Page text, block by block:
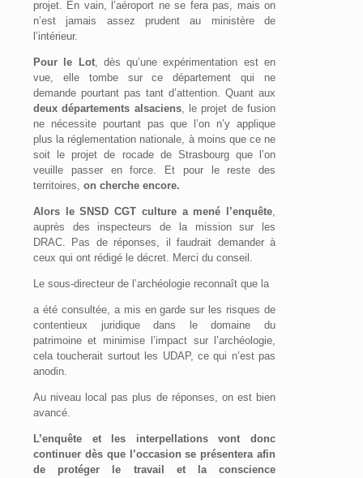
projet. En vain, l’aéroport ne se fera pas, mais on
n’est jamais assez prudent au ministère de
l’intérieur.
Pour le Lot, dès qu’une expérimentation est en
vue, elle tombe sur ce département qui ne
demande pourtant pas tant d’attention. Quant aux
deux départements alsaciens, le projet de fusion
ne nécessite pourtant pas que l’on n’y applique
plus la réglementation nationale, à moins que ce ne
soit le projet de rocade de Strasbourg que l’on
veuille passer en force. Et pour le reste des
territoires, on cherche encore.
Alors le SNSD CGT culture a mené l’enquête,
auprès des inspecteurs de la mission sur les
DRAC. Pas de réponses, il faudrait demander à
ceux qui ont rédigé le décret. Merci du conseil.
Le sous-directeur de l’archéologie reconnaît que la
a été consultée, a mis en garde sur les risques de
contentieux juridique dans le domaine du
patrimoine et minimise l’impact sur l’archéologie,
cela toucherait surtout les UDAP, ce qui n’est pas
anodin.
Au niveau local pas plus de réponses, on est bien
avancé.
L’enquête et les interpellations vont donc
continuer dès que l’occasion se présentera afin
de protéger le travail et la conscience